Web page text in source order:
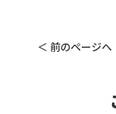
＜ 前のページへ